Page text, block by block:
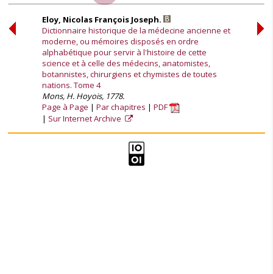
Eloy, Nicolas François Joseph.
Dictionnaire historique de la médecine ancienne et
moderne, ou mémoires disposés en ordre
alphabétique pour servir à l'histoire de cette
science et à celle des médecins, anatomistes,
botannistes, chirurgiens et chymistes de toutes
nations. Tome 4
Mons, H. Hoyois, 1778.
Page à Page
Par chapitres
PDF
Sur Internet Archive